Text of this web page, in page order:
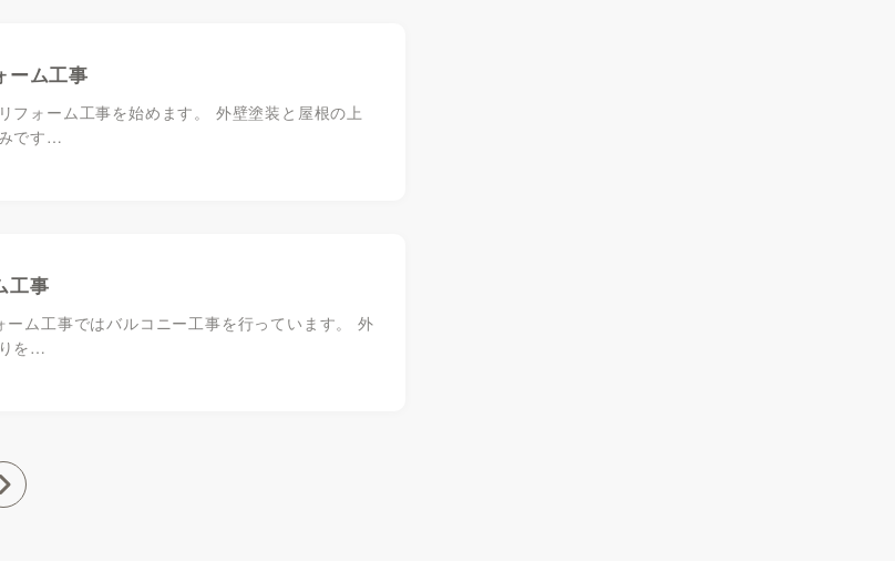
ーム工事
フォーム工事を始めます。 外壁塗装と屋根の上
です…
工事
ム工事ではバルコニー工事を行っています。 外
を…